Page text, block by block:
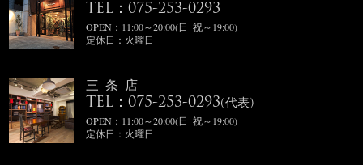
TEL：075-253-0293
OPEN：11:00～20:00(日･祝～19:00)
定休日：火曜日
三条店
TEL：075-253-0293(代表)
OPEN：11:00～20:00(日･祝～19:00)
定休日：火曜日